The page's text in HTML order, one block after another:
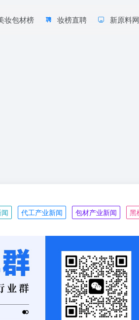
妆包材榜 妆榜直聘 新原料网
代工产业新闻 包材产业新闻 黑